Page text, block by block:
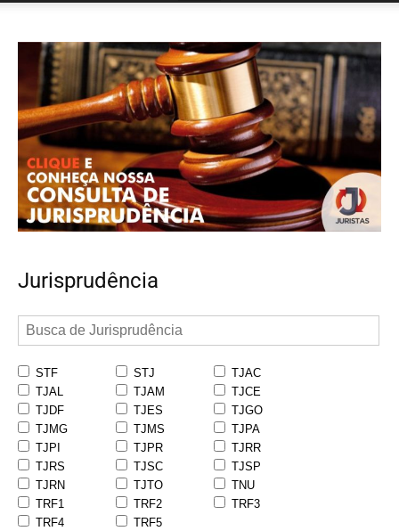
Jurisprudência
STF STJ
TJAC
TJAL
TJAM
TJCE
TJDF
TJES
TJGO
TJMG
TJMS
TJPA
TJPI
TJPR
TJRR
TJRS
TJSC
TJSP
TJRN
TJTO
TNU
TRF1
TRF2
TRF3
TRF4
TRF5